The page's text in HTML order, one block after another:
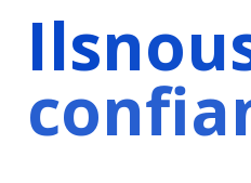
Ils